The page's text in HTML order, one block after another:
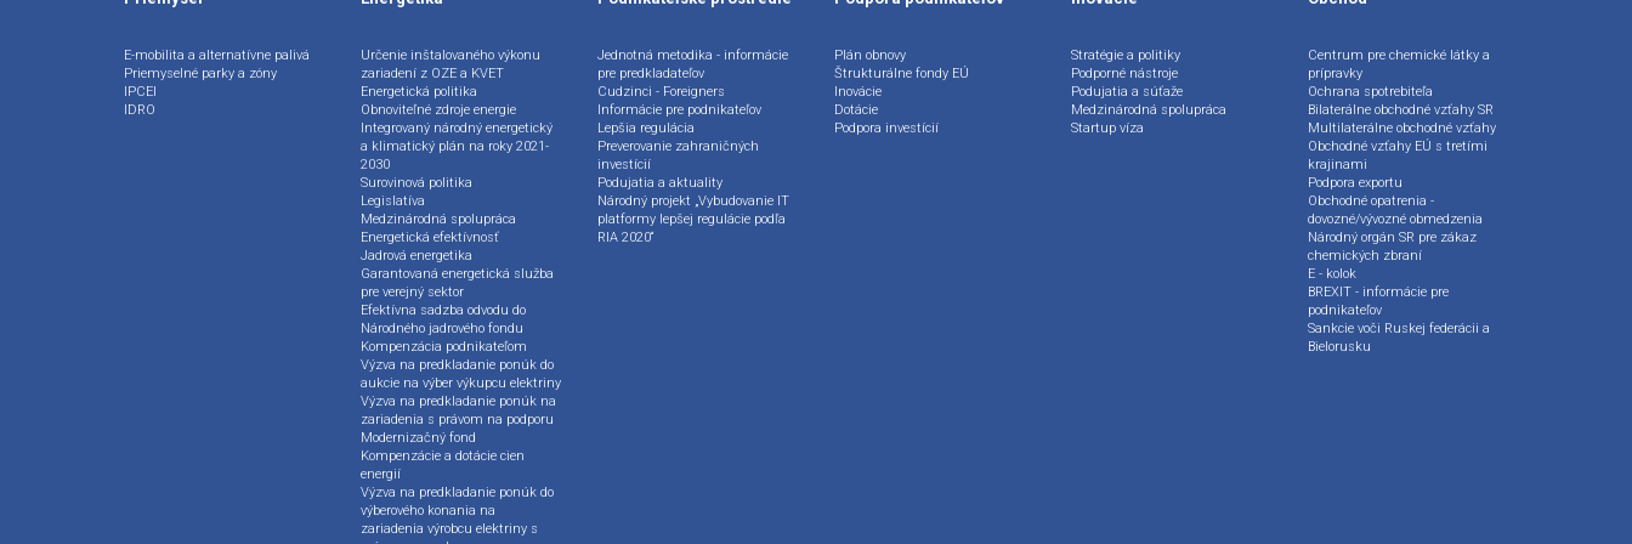
E-mobilita a alternatívne palivá
Priemyselné parky a zóny
IPCEI
IDRO
Určenie inštalovaného výkonu
zariadení z OZE a KVET
Energetická politika
Obnoviteľné zdroje energie
Integrovaný národný energetický
a klimatický plán na roky 2021-
2030
Surovinová politika
Legislatíva
Medzinárodná spolupráca
Energetická efektívnosť
Jadrová energetika
Garantovaná energetická služba
pre verejný sektor
Efektívna sadzba odvodu do
Národného jadrového fondu
Kompenzácia podnikateľom
Výzva na predkladanie ponúk do
aukcie na výber výkupcu elektriny
Výzva na predkladanie ponúk na
zariadenia s právom na podporu
Modernizačný fond
Kompenzácie a dotácie cien
energií
Výzva na predkladanie ponúk do
výberového konania na
zariadenia výrobcu elektriny s
Jednotná metodika - informácie
pre predkladateľov
Cudzinci - Foreigners
Informácie pre podnikateľov
Lepšia regulácia
Preverovanie zahraničných
investícií
Podujatia a aktuality
Národný projekt „Vybudovanie IT
platformy lepšej regulácie podľa
RIA 2020“
Plán obnovy
Štrukturálne fondy EÚ
Inovácie
Dotácie
Podpora investícií
Stratégie a politiky
Podporné nástroje
Podujatia a súťaže
Medzinárodná spolupráca
Startup víza
Centrum pre chemické látky a
prípravky
Ochrana spotrebiteľa
Bilaterálne obchodné vzťahy SR
Multilaterálne obchodné vzťahy
Obchodné vzťahy EÚ s tretími
krajinami
Podpora exportu
Obchodné opatrenia -
dovozné/vývozné obmedzenia
Národný orgán SR pre zákaz
chemických zbraní
E - kolok
BREXIT - informácie pre
podnikateľov
Sankcie voči Ruskej federácii a
Bielorusku